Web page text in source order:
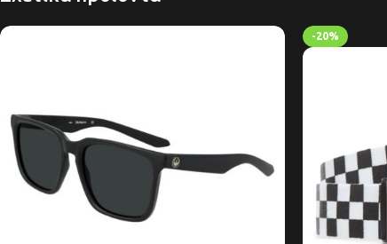
-20%